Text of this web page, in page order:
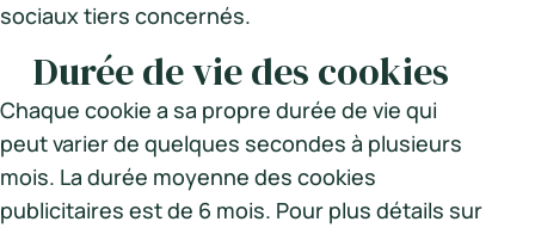
sociaux tiers concernés.
Durée de vie des cookies
Chaque cookie a sa propre durée de vie qui
peut varier de quelques secondes à plusieurs
mois. La durée moyenne des cookies
publicitaires est de 6 mois. Pour plus détails sur